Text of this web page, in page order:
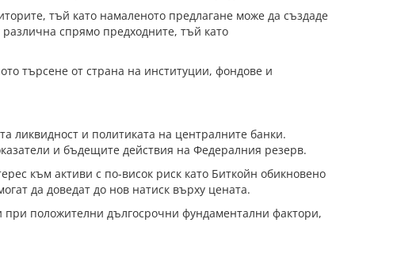
тъй като намаленото предлагане може да създаде
спрямо предходните, тъй като
търсене от страна на институции, фондове и
ликвидност и политиката на централните банки.
и бъдещите действия на Федералния резерв.
към активи с по-висок риск като Биткойн обикновено
да доведат до нов натиск върху цената.
положителни дългосрочни фундаментални фактори,